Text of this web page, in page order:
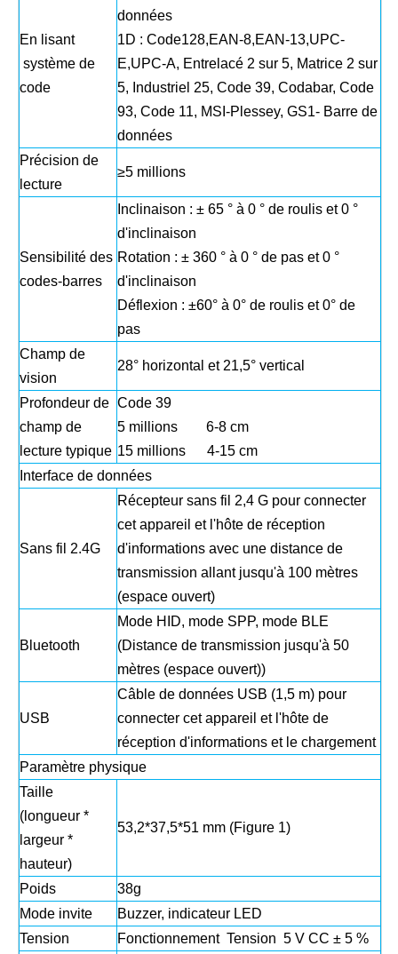
En lisant
système de
code
données
1D : Code128,EAN-8,EAN-13,UPC-
E,UPC-A, Entrelacé 2 sur 5, Matrice 2 sur
5, Industriel 25, Code 39, Codabar, Code
93, Code 11, MSI-Plessey, GS1- Barre de
données
Précision de
lecture
≥5 millions
Sensibilité des
codes-barres
Inclinaison : ± 65 ° à 0 ° de roulis et 0 °
d'inclinaison
Rotation : ± 360 ° à 0 ° de pas et 0 °
d'inclinaison
Déflexion : ±60° à 0° de roulis et 0° de
pas
Champ de
vision
28° horizontal et 21,5° vertical
Profondeur de
champ de
lecture typique
Code 39
5 millions 6-8 cm
15 millions 4-15 cm
Interface de données
Sans fil 2.4G
Récepteur sans fil 2,4 G pour connecter
cet appareil et l'hôte de réception
d'informations avec une distance de
transmission allant jusqu'à 100 mètres
(espace ouvert)
Bluetooth
Mode HID, mode SPP, mode BLE
(Distance de transmission jusqu'à 50
mètres (espace ouvert))
USB
Câble de données USB (1,5 m) pour
connecter cet appareil et l'hôte de
réception d'informations et le chargement
Paramètre physique
Taille
(longueur *
largeur *
hauteur)
53,2*37,5*51 mm (Figure 1)
Poids
38g
Mode invite
Buzzer, indicateur LED
Tension
Fonctionnement Tension 5 V CC ± 5 %